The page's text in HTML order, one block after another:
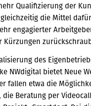
Qualifizierung der
die Mittel
engagierter
des
NWdigital bietet Neue
fallen etwa die
Beratung per